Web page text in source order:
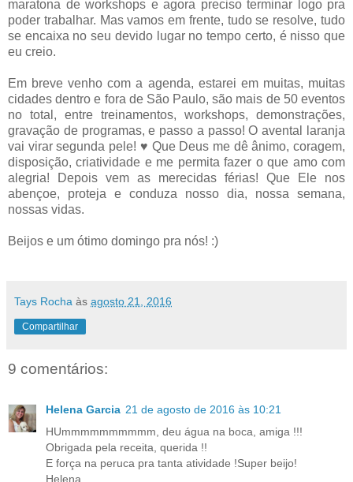
maratona de workshops e agora preciso terminar logo pra
poder trabalhar. Mas vamos em frente, tudo se resolve, tudo
se encaixa no seu devido lugar no tempo certo, é nisso que
eu creio.
Em breve venho com a agenda, estarei em muitas, muitas
cidades dentro e fora de São Paulo, são mais de 50 eventos
no total, entre treinamentos, workshops, demonstrações,
gravação de programas, e passo a passo! O avental laranja
vai virar segunda pele! ♥ Que Deus me dê ânimo, coragem,
disposição, criatividade e me permita fazer o que amo com
alegria! Depois vem as merecidas férias! Que Ele nos
abençoe, proteja e conduza nosso dia, nossa semana,
nossas vidas.
Beijos e um ótimo domingo pra nós! :)
Tays Rocha às agosto 21, 2016
Compartilhar
9 comentários:
Helena Garcia 21 de agosto de 2016 às 10:21
HUmmmmmmmmmm, deu água na boca, amiga !!!
Obrigada pela receita, querida !!
E força na peruca pra tanta atividade !Super beijo!
Helena